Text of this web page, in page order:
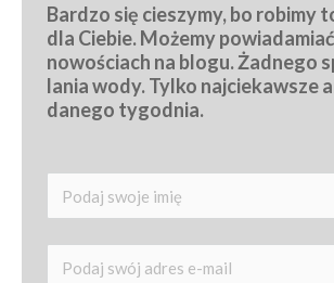
Bardzo się cieszymy, bo robimy
dla Ciebie. Możemy
nowościach na blogu. Żadnego
lania wody. Tylko najciekawsze
danego tygodnia.